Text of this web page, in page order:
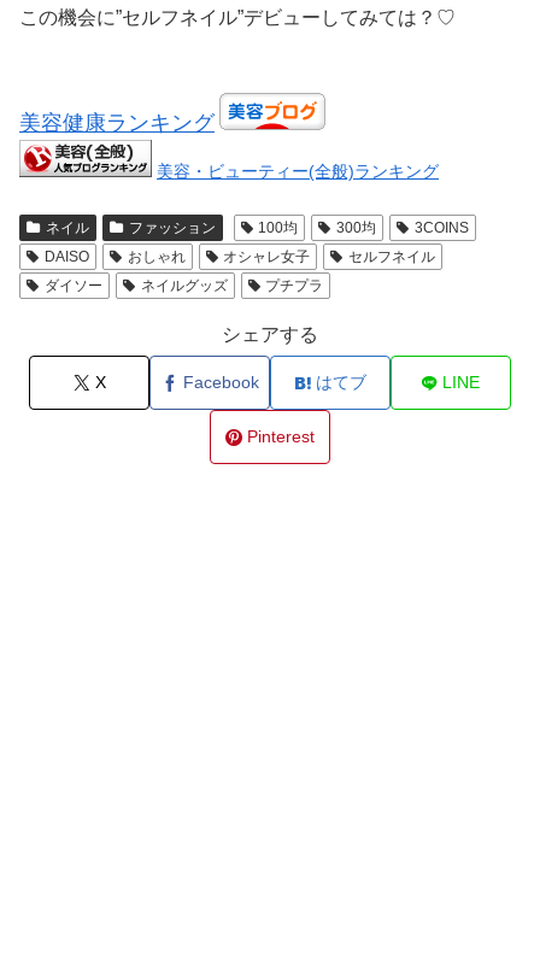
この機会に”セルフネイル”デビューしてみては？♡
美容健康ランキング
美容・ビューティー(全般)ランキング
ネイル ファッション 100均 300均
3COINS
DAISO
おしゃれ オシャレ女子
セルフネイル
ダイソー
ネイルグッズ プチプラ
シェアする
X Facebook はてブ LINE
Pinterest